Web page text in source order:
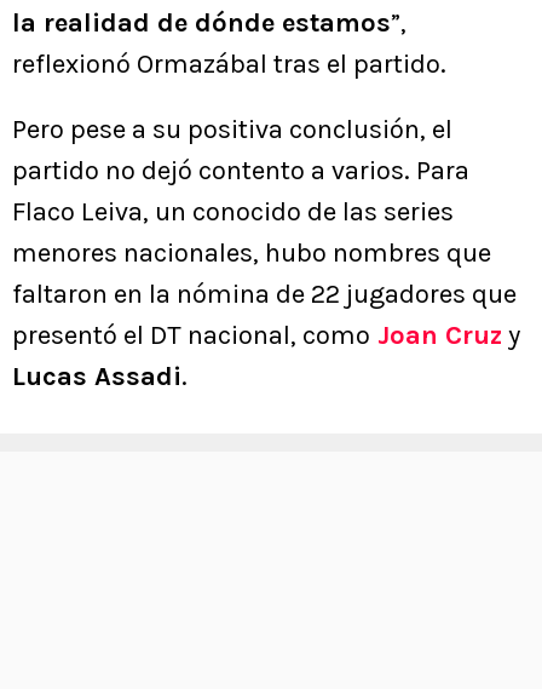
la realidad de dónde estamos”,
reflexionó Ormazábal tras el partido.
Pero pese a su positiva conclusión, el
partido no dejó contento a varios. Para
Flaco Leiva, un conocido de las series
menores nacionales, hubo nombres que
faltaron en la nómina de 22 jugadores que
presentó el DT nacional, como Joan Cruz y
Lucas Assadi.